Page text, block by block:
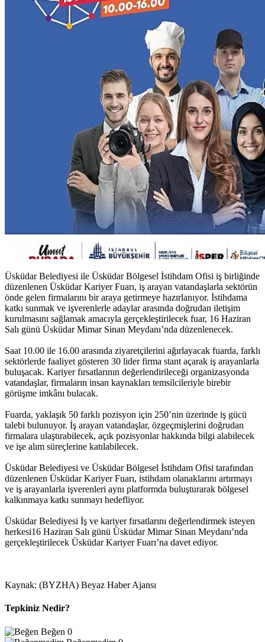
Üsküdar Belediyesi ile Üsküdar Bölgesel İstihdam Ofisi iş birliğinde
düzenlenen Üsküdar Kariyer Fuarı, iş arayan vatandaşlarla sektörün
önde gelen firmalarını bir araya getirmeye hazırlanıyor. İstihdama
katkı sunmak ve işverenlerle adaylar arasında doğrudan iletişim
kurulmasını sağlamak amacıyla gerçekleştirilecek fuar, 16 Haziran
Salı günü Üsküdar Mimar Sinan Meydanı’nda düzenlenecek.
Saat 10.00 ile 16.00 arasında ziyaretçilerini ağırlayacak fuarda, farklı
sektörlerde faaliyet gösteren 30 lider firma stant açarak iş arayanlarla
buluşacak. Kariyer fırsatlarının değerlendirileceği organizasyonda
vatandaşlar, firmaların insan kaynakları temsilcileriyle birebir
görüşme imkânı bulacak.
Fuarda, yaklaşık 50 farklı pozisyon için 250’nin üzerinde iş gücü
talebi bulunuyor. İş arayan vatandaşlar, özgeçmişlerini doğrudan
firmalara ulaştırabilecek, açık pozisyonlar hakkında bilgi alabilecek
ve işe alım süreçlerine katılabilecek.
Üsküdar Belediyesi ve Üsküdar Bölgesel İstihdam Ofisi tarafından
düzenlenen Üsküdar Kariyer Fuarı, istihdam olanaklarını artırmayı
ve iş arayanlarla işverenleri aynı platformda buluşturarak bölgesel
kalkınmaya katkı sunmayı hedefliyor.
Üsküdar Belediyesi İş ve kariyer fırsatlarını değerlendirmek isteyen
herkesi16 Haziran Salı günü Üsküdar Mimar Sinan Meydanı’nda
gerçekleştirilecek Üsküdar Kariyer Fuarı’na davet ediyor.
Kaynak: (BYZHA) Beyaz Haber Ajansı
Tepkiniz Nedir?
Beğen 0